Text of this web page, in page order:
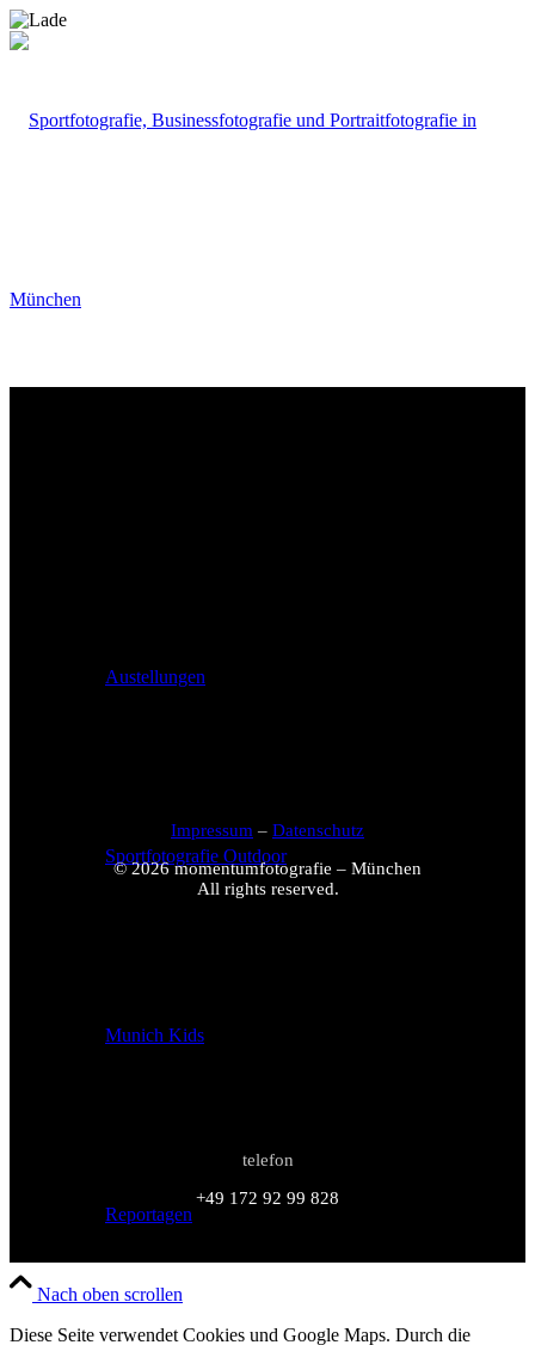
Austellungen
Sportfotografie Outdoor
Munich Kids
Reportagen
Impressum – Datenschutz
© 2026 momentumfotografie – München
All rights reserved.
telefon
+49 172 92 99 828
Nach oben scrollen
Diese Seite verwendet Cookies und Google Maps. Durch die